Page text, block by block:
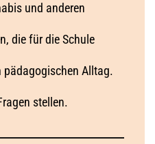
und anderen
die für die Schule
pädagogischen Alltag.
stellen.